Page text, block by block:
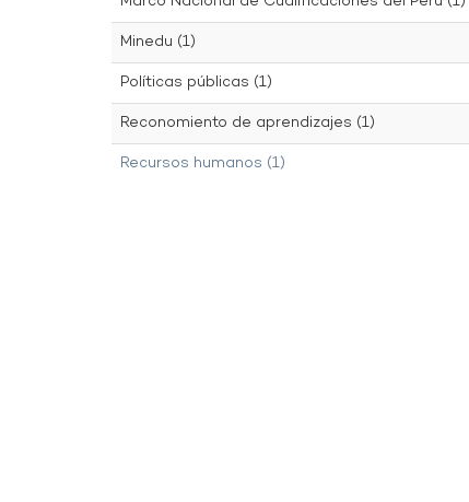
Minedu (1)
Políticas públicas (1)
Reconomiento de aprendizajes (1)
Recursos humanos (1)